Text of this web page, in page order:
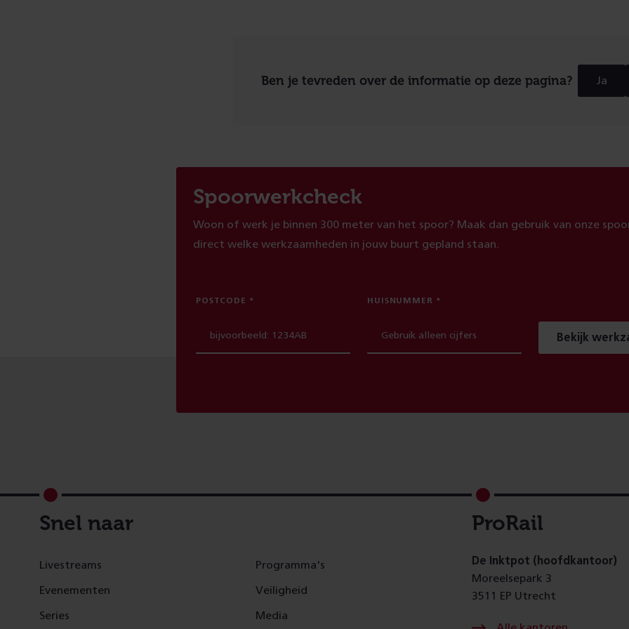
Ben je tevreden over de informatie op deze pagina? Ja
Spoorwerkcheck
Woon of werk je binnen 300 meter van het spoor? Maak dan gebruik van onze
direct welke werkzaamheden in jouw buurt gepland staan.
POSTCODE HUISNUMMER
Bekijk
Footer
Snel naar
Livestreams
Evenementen
Series
Programma's
Veiligheid
Media
ProRail
De Inktpot (hoofdkantoor)
Moreelsepark 3
3511 EP Utrecht